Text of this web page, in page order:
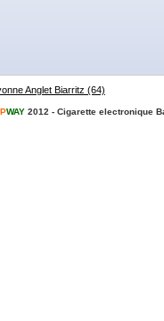
Anglet Biarritz (64)
WAY2012 - Cigarette electronique